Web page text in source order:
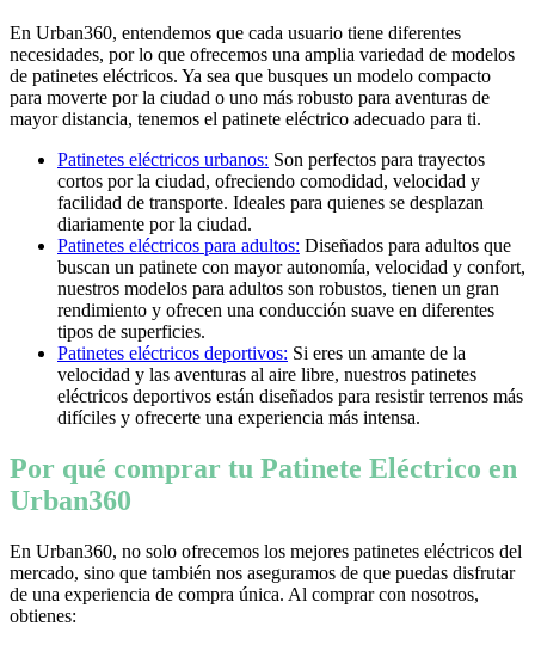
En Urban360, entendemos que cada usuario tiene diferentes
necesidades, por lo que ofrecemos una amplia variedad de modelos
de patinetes eléctricos. Ya sea que busques un modelo compacto
para moverte por la ciudad o uno más robusto para aventuras de
mayor distancia, tenemos el patinete eléctrico adecuado para ti.
Patinetes eléctricos urbanos: Son perfectos para trayectos
cortos por la ciudad, ofreciendo comodidad, velocidad y
facilidad de transporte. Ideales para quienes se desplazan
diariamente por la ciudad.
Patinetes eléctricos para adultos: Diseñados para adultos que
buscan un patinete con mayor autonomía, velocidad y confort,
nuestros modelos para adultos son robustos, tienen un gran
rendimiento y ofrecen una conducción suave en diferentes
tipos de superficies.
Patinetes eléctricos deportivos: Si eres un amante de la
velocidad y las aventuras al aire libre, nuestros patinetes
eléctricos deportivos están diseñados para resistir terrenos más
difíciles y ofrecerte una experiencia más intensa.
Por qué comprar tu Patinete Eléctrico en
Urban360
En Urban360, no solo ofrecemos los mejores patinetes eléctricos del
mercado, sino que también nos aseguramos de que puedas disfrutar
de una experiencia de compra única. Al comprar con nosotros,
obtienes: